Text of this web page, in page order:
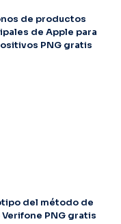
de productos
de Apple para
PNG gratis
del método de
Verifone PNG gratis